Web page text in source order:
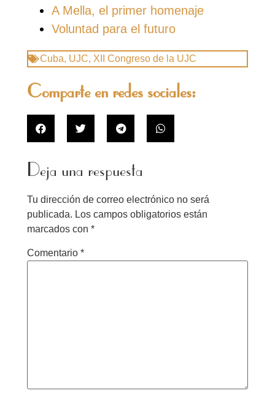
A Mella, el primer homenaje
Voluntad para el futuro
Cuba, UJC, XII Congreso de la UJC
Comparte en redes sociales:
Deja una respuesta
Tu dirección de correo electrónico no será
publicada. Los campos obligatorios están
marcados con *
Comentario *